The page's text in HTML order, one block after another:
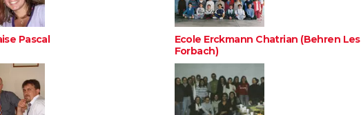
Pascal
Ecole Erckmann Chatrian (Behren Les
Forbach)